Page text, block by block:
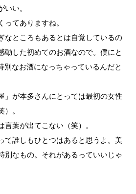
いい。
てありますね。
なところもあるとは自覚しているの
動した初めてのお酒なので。僕にと
別なお酒になっちゃっているんだと
が本多さんにとっては最初の女性
）。
葉が出てこない（笑）。
誰しもひとつはあると思うよ。美
別なもの。それがあるっていいじゃ